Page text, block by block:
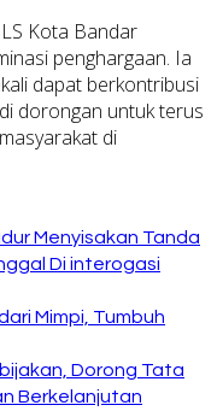
Kota Bandar
penghargaan. Ia
dapat berkontribusi
dorongan untuk terus
di
Menyisakan Tanda
Di interogasi
Mimpi, Tumbuh
Dorong Tata
Berkelanjutan